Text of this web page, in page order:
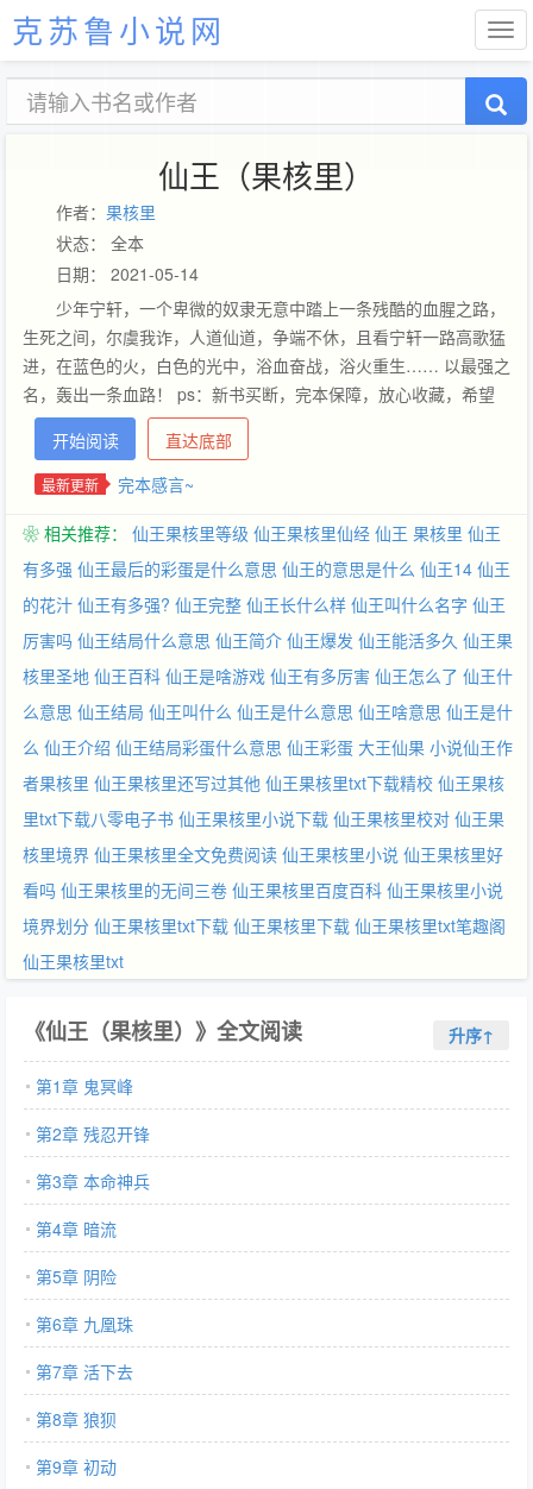
克苏鲁小说网
仙王（果核里）
作者： 果核里
状态： 全本
日期： 2021-05-14
少年宁轩，一个卑微的奴隶无意中踏上一条残酷的血腥之路，
生死之间，尔虞我诈，人道仙道，争端不休，且看宁轩一路高歌猛
进，在蓝色的火，白色的光中，浴血奋战，浴火重生…… 以最强之
名，轰出一条血路！ ps：新书买断，完本保障，放心收藏，希望
大家能够多多支持。 （更新换收藏，在没有推荐的情况下，每天收
藏增长60，加更一章，没有上限。） 公布一个群号:108137287
开始阅读 直达底部
最新更新 完本感言~
❀ 相关推荐： 仙王果核里等级 仙王果核里仙经 仙王 果核里 仙王
有多强 仙王最后的彩蛋是什么意思 仙王的意思是什么 仙王14 仙王
的花汁 仙王有多强? 仙王完整 仙王长什么样 仙王叫什么名字 仙王
厉害吗 仙王结局什么意思 仙王简介 仙王爆发 仙王能活多久 仙王果
核里圣地 仙王百科 仙王是啥游戏 仙王有多厉害 仙王怎么了 仙王什
么意思 仙王结局 仙王叫什么 仙王是什么意思 仙王啥意思 仙王是什
么 仙王介绍 仙王结局彩蛋什么意思 仙王彩蛋 大王仙果 小说仙王作
者果核里 仙王果核里还写过其他 仙王果核里txt下载精校 仙王果核
里txt下载八零电子书 仙王果核里小说下载 仙王果核里校对 仙王果
核里境界 仙王果核里全文免费阅读 仙王果核里小说 仙王果核里好
看吗 仙王果核里的无间三卷 仙王果核里百度百科 仙王果核里小说
境界划分 仙王果核里txt下载 仙王果核里下载 仙王果核里txt笔趣阁
仙王果核里txt
《仙王（果核里）》全文阅读 升序↑
第1章 鬼冥峰
第2章 残忍开锋
第3章 本命神兵
第4章 暗流
第5章 阴险
第6章 九凰珠
第7章 活下去
第8章 狼狈
第9章 初动